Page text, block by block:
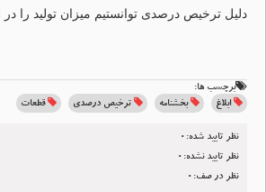
دلیل ترخیص درصدی توانستیم میزان تولید را در
برچسب ها:
ابلاغ
بخشنامه ترخیص درصدی قطعات
نظر تایید شده:0
نظر تایید نشده:0
نظر در صف:0